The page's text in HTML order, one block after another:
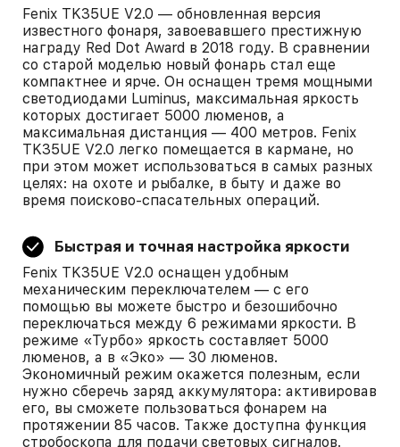
Fenix TK35UE V2.0 — обновленная версия
известного фонаря, завоевавшего престижную
награду Red Dot Award в 2018 году. В сравнении
со старой моделью новый фонарь стал еще
компактнее и ярче. Он оснащен тремя мощными
светодиодами Luminus, максимальная яркость
которых достигает 5000 люменов, а
максимальная дистанция — 400 метров. Fenix
TK35UE V2.0 легко помещается в кармане, но
при этом может использоваться в самых разных
целях: на охоте и рыбалке, в быту и даже во
время поисково-спасательных операций.
Быстрая и точная настройка яркости
Fenix TK35UE V2.0 оснащен удобным
механическим переключателем — с его
помощью вы можете быстро и безошибочно
переключаться между 6 режимами яркости. В
режиме «Турбо» яркость составляет 5000
люменов, а в «Эко» — 30 люменов.
Экономичный режим окажется полезным, если
нужно сберечь заряд аккумулятора: активировав
его, вы сможете пользоваться фонарем на
протяжении 85 часов. Также доступна функция
стробоскопа для подачи световых сигналов.